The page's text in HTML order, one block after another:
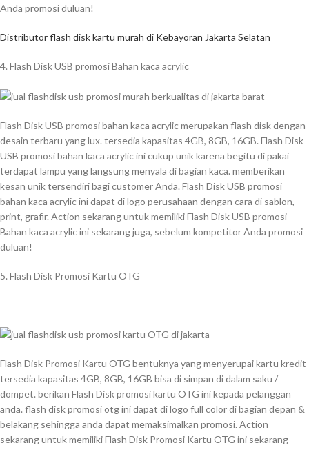
Anda promosi duluan!
Distributor flash disk kartu murah di Kebayoran Jakarta Selatan
4. Flash Disk USB promosi Bahan kaca acrylic
Flash Disk USB promosi bahan kaca acrylic merupakan flash disk dengan
desain terbaru yang lux. tersedia kapasitas 4GB, 8GB, 16GB. Flash Disk
USB promosi bahan kaca acrylic ini cukup unik karena begitu di pakai
terdapat lampu yang langsung menyala di bagian kaca. memberikan
kesan unik tersendiri bagi customer Anda. Flash Disk USB promosi
bahan kaca acrylic ini dapat di logo perusahaan dengan cara di sablon,
print, grafir. Action sekarang untuk memiliki Flash Disk USB promosi
Bahan kaca acrylic ini sekarang juga, sebelum kompetitor Anda promosi
duluan!
5. Flash Disk Promosi Kartu OTG
Flash Disk Promosi Kartu OTG bentuknya yang menyerupai kartu kredit
tersedia kapasitas 4GB, 8GB, 16GB bisa di simpan di dalam saku /
dompet. berikan Flash Disk promosi kartu OTG ini kepada pelanggan
anda. flash disk promosi otg ini dapat di logo full color di bagian depan &
belakang sehingga anda dapat memaksimalkan promosi. Action
sekarang untuk memiliki Flash Disk Promosi Kartu OTG ini sekarang